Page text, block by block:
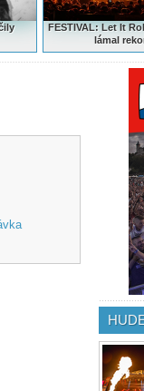
FESTIVAL: Let It
lámal